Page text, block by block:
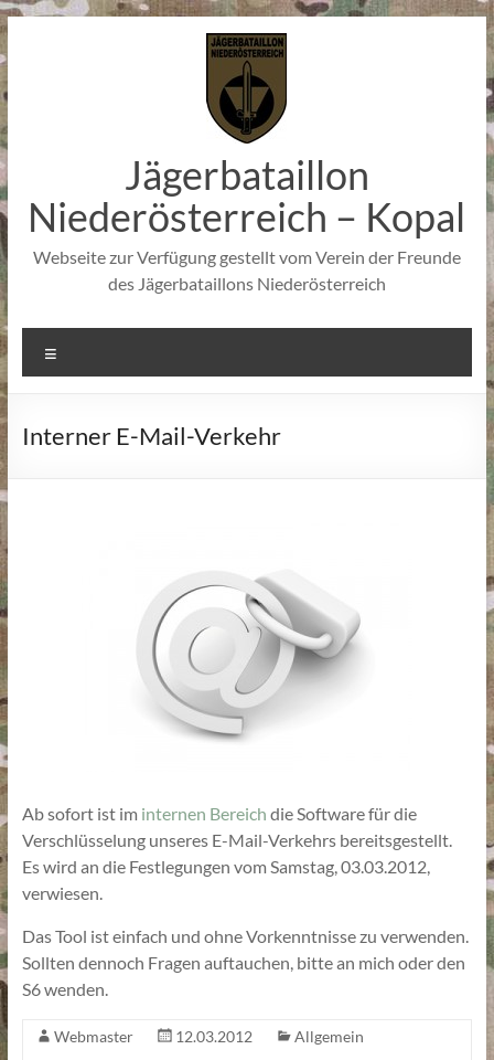
Zum
springen
Jägerbataillon
Niederösterreich – Kopal
Webseite zur Verfügung gestellt vom Verein der Freunde
des Jägerbataillons Niederösterreich
Interner E-Mail-Verkehr
Ab sofort ist im internen Bereich die Software für die
Verschlüsselung unseres E-Mail-Verkehrs bereitsgestellt.
Es wird an die Festlegungen vom Samstag, 03.03.2012,
verwiesen.
Das Tool ist einfach und ohne Vorkenntnisse zu verwenden.
Sollten dennoch Fragen auftauchen, bitte an mich oder den
S6 wenden.
Webmaster 12.03.2012
Allgemein